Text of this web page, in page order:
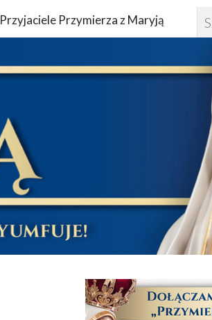
Przyjaciele Przymierza z Maryją